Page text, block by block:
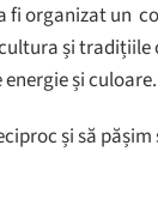
fi organizat un
și
și culoare.
și să